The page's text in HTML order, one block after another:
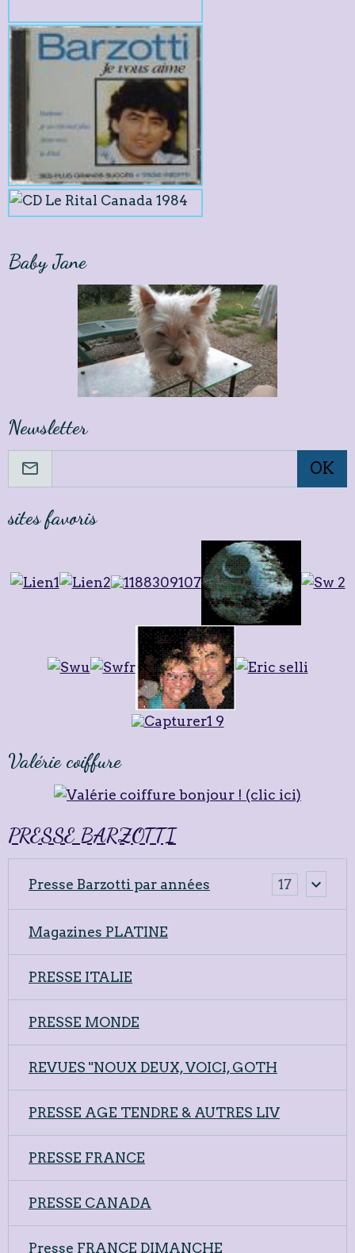
Baby Jane
Newsletter
OK
sites favoris
Valérie coiffure
PRESSE BARZOTTI
Presse Barzotti par années 17
Magazines PLATINE
PRESSE ITALIE
PRESSE MONDE
REVUES "NOUX DEUX, VOICI, GOTH
PRESSE AGE TENDRE & AUTRES LIV
PRESSE FRANCE
PRESSE CANADA
Presse FRANCE DIMANCHE